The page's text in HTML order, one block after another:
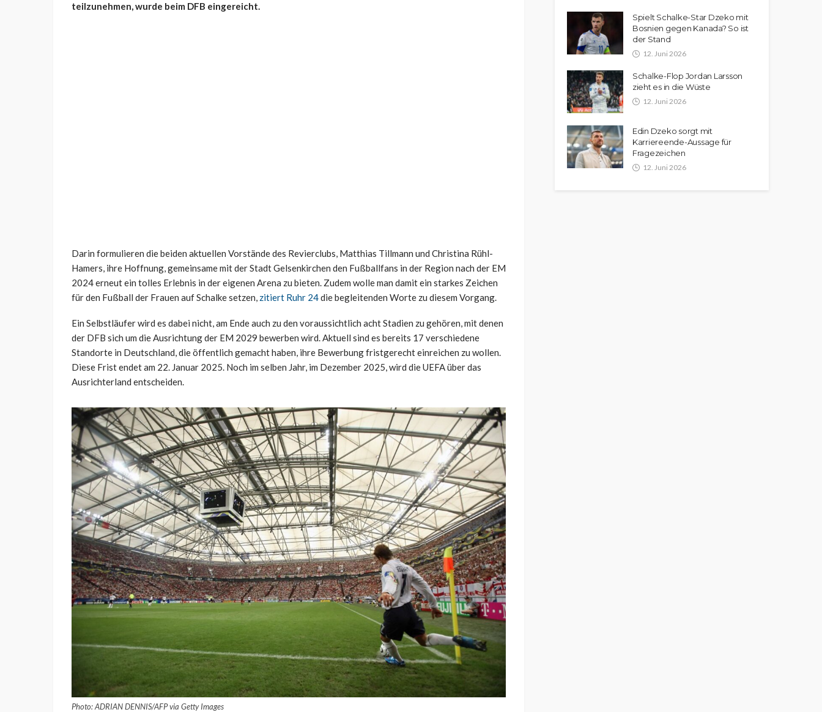
teilzunehmen, wurde beim DFB eingereicht.
Darin formulieren die beiden aktuellen Vorstände des Revierclubs, Matthias Tillmann und Christina Rühl-
Hamers, ihre Hoffnung, gemeinsame mit der Stadt Gelsenkirchen den Fußballfans in der Region nach der EM
2024 erneut ein tolles Erlebnis in der eigenen Arena zu bieten. Zudem wolle man damit ein starkes Zeichen
für den Fußball der Frauen auf Schalke setzen, zitiert Ruhr 24die begleitenden Worte zu diesem Vorgang.
Ein Selbstläufer wird es dabei nicht, am Ende auch zu den voraussichtlich acht Stadien zu gehören, mit denen
der DFB sich um die Ausrichtung der EM 2029 bewerben wird. Aktuell sind es bereits 17 verschiedene
Standorte in Deutschland, die öffentlich gemacht haben, ihre Bewerbung fristgerecht einreichen zu wollen.
Diese Frist endet am 22. Januar 2025. Noch im selben Jahr, im Dezember 2025, wird die UEFA über das
Ausrichterland entscheiden.
Photo: ADRIAN DENNIS/AFP via Getty Images
Spielt Schalke-Star Dzeko mit
Bosnien gegen Kanada? So ist
der Stand
12. Juni 2026
Schalke-Flop Jordan Larsson
zieht es in die Wüste
12. Juni 2026
Edin Dzeko sorgt mit
Karriereende-Aussage für
Fragezeichen
12. Juni 2026